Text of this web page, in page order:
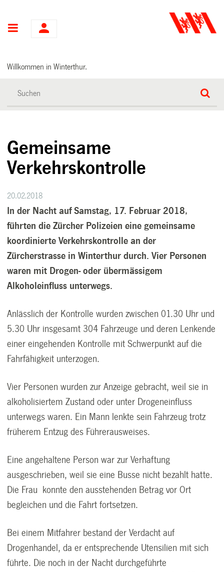
Hauptnavigation
Willkommen in Winterthur.
Gemeinsame
Verkehrskontrolle
20.02.2018
In der Nacht auf Samstag, 17. Februar 2018,
führten die Zürcher Polizeien eine gemeinsame
koordinierte Verkehrskontrolle an der
Zürcherstrasse in Winterthur durch. Vier Personen
waren mit Drogen- oder übermässigem
Alkoholeinfluss unterwegs.
Anlässlich der Kontrolle wurden zwischen 01.30 Uhr und
5.30 Uhr insgesamt 304 Fahrzeuge und deren Lenkende
einer eingehenden Kontrolle mit Schwerpunkt auf die
Fahrfähigkeit unterzogen.
Vier Personen wurden zur Anzeige gebracht, weil sie in
alkoholisiertem Zustand oder unter Drogeneinfluss
unterwegs waren. Ein Mann lenkte sein Fahrzeug trotz
früherem Entzug des Führerausweises.
Eine angehaltene Person war zur Verhaftung
ausgeschrieben, weil sie eine Busse nicht bezahlt hatte.
Die Frau konnte den ausstehenden Betrag vor Ort
begleichen und die Fahrt fortsetzen.
Bei einem Mitfahrer bestand der Verdacht auf
Drogenhandel, da er entsprechende Utensilien mit sich
führte. Die noch in der Nacht durchgeführte